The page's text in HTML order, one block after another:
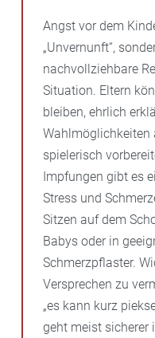
Angst vor dem
„Unvernunft“,
nachvollziehbare
Situation. Eltern
bleiben, ehrlich
Wahlmöglichkeiten
spielerisch
Impfungen gibt es
Stress und
Sitzen auf dem
Babys oder in
Schmerzpflaster.
Versprechen zu
„es kann kurz
geht meist sicherer